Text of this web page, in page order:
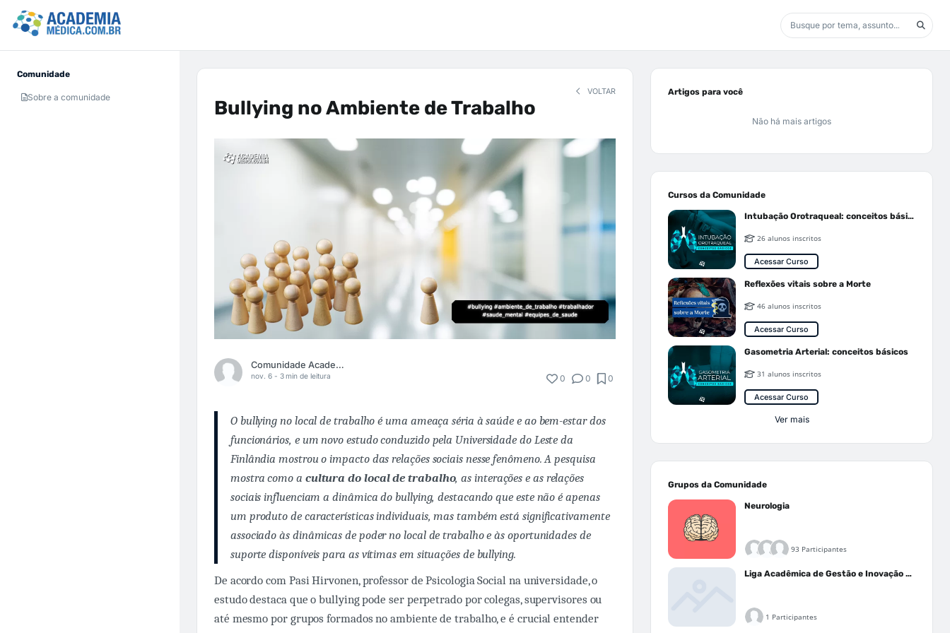
Comunidade
Sobre a comunidade
VOLTAR
Bullying no Ambiente de Trabalho
Comunidade Academia Médica
nov. 6 - 3 min de leitura 0 0 0
O bullying no local de trabalho é uma ameaça séria à saúde e ao bem-estar dos
funcionários, e um novo estudo conduzido pela Universidade do Leste da
Finlândia mostrou o impacto das relações sociais nesse fenômeno. A pesquisa
mostra como a cultura do local de trabalho, as interações e as relações
sociais influenciam a dinâmica do bullying, destacando que este não é apenas
um produto de características individuais, mas também está significativamente
associado às dinâmicas de poder no local de trabalho e às oportunidades de
suporte disponíveis para as vítimas em situações de bullying.
De acordo com Pasi Hirvonen, professor de Psicologia Social na universidade, o
estudo destaca que o bullying pode ser perpetrado por colegas, supervisores ou
até mesmo por grupos formados no ambiente de trabalho, e é crucial entender
Artigos para você
Não há mais artigos
Cursos da Comunidade
Intubação Orotraqueal: conceitos básicos
26 alunos inscritos
Acessar Curso
Reflexões vitais sobre a Morte
46 alunos inscritos
Acessar Curso
Gasometria Arterial: conceitos básicos
31 alunos inscritos
Acessar Curso
Ver mais
Grupos da Comunidade
Neurologia
93 Participantes
Liga Acadêmica de Gestão e Inovação Médica - LAGIM
1 Participantes